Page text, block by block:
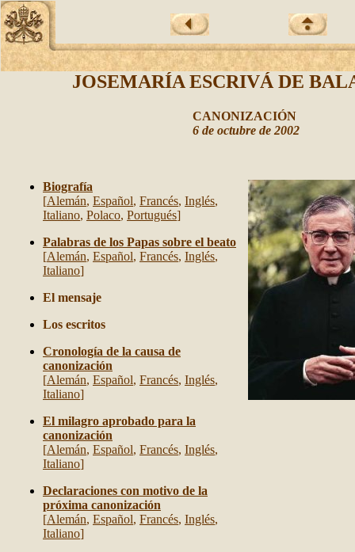
JOSEMARÍA ESCRIVÁ DE
CANONIZACIÓN
6 de octubre de 2002
Biografía
[Alemán, Español, Francés, Inglés,
Italiano, Polaco, Portugués]
Palabras de los Papas sobre el beato
[Alemán, Español, Francés, Inglés,
Italiano]
El mensaje
Los escritos
Cronología de la causa de
canonización
[Alemán, Español, Francés, Inglés,
Italiano]
El milagro aprobado para la
canonización
[Alemán, Español, Francés, Inglés,
Italiano]
Declaraciones con motivo de la
próxima canonización
[Alemán, Español, Francés, Inglés,
Italiano]